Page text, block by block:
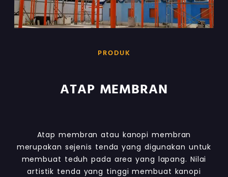
PRODUK
ATAP MEMBRAN
Atap membran atau kanopi membran
merupakan sejenis tenda yang digunakan untuk
membuat teduh pada area yang lapang. Nilai
artistik tenda yang tinggi membuat kanopi